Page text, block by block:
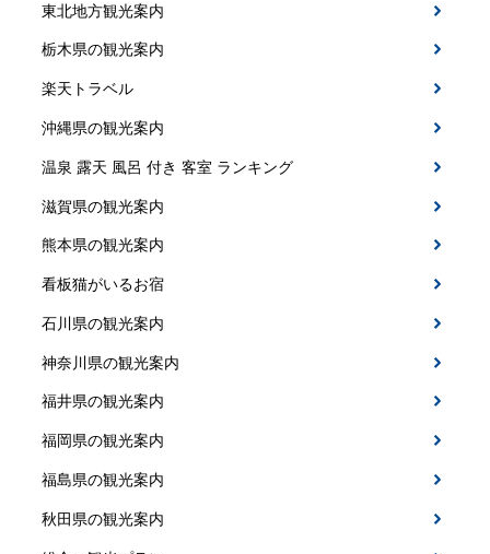
東北地方観光案内
栃木県の観光案内
楽天トラベル
沖縄県の観光案内
温泉 露天 風呂 付き 客室 ランキング
滋賀県の観光案内
熊本県の観光案内
看板猫がいるお宿
石川県の観光案内
神奈川県の観光案内
福井県の観光案内
福岡県の観光案内
福島県の観光案内
秋田県の観光案内